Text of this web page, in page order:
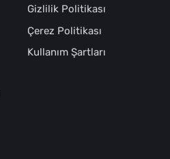
Gizlilik Politikası
Çerez Politikası
Kullanım Şartları